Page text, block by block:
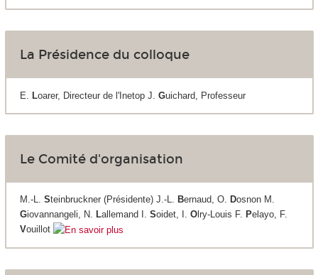
La Présidence du colloque
E. Loarer, Directeur de l'Inetop J. Guichard, Professeur
Le Comité d'organisation
M.-L. Steinbruckner (Présidente) J.-L. Bernaud, O. Dosnon M.
Giovannangeli, N. Lallemand I. Soidet, I. Olry-Louis F. Pelayo, F.
Vouillot